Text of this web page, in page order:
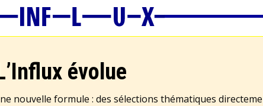
évolue
nouvelle formule : des sélections thématiques